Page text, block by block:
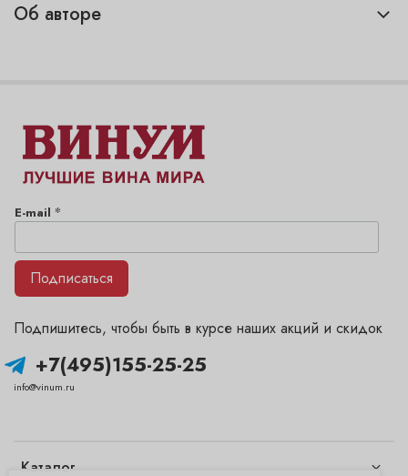
Об авторе
Каталог
+7(495)155-25-25
info@vinum.ru
Подпишитесь, чтобы быть в курсе наших акций и скидок
E-mail *
Подписаться